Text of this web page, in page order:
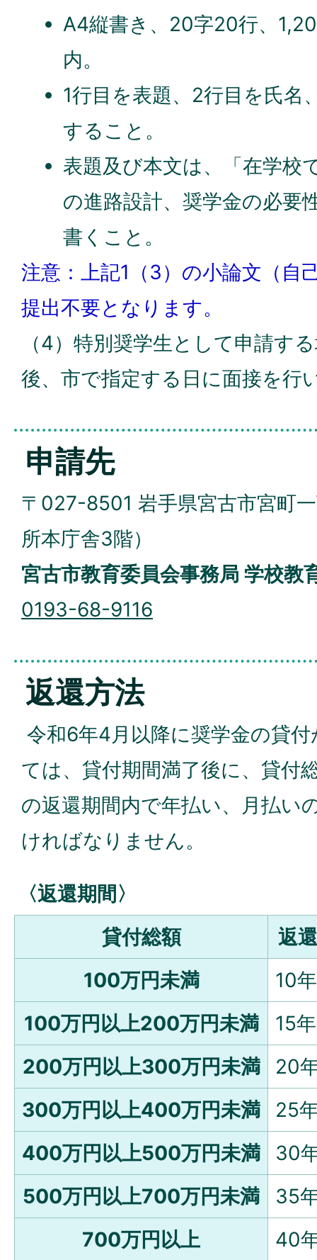
A4縦書き、20字20行、
内。
1行目を表題、2行目を氏名
すること。
表題及び本文は、「在学校
の進路設計、奨学金の必要
書くこと。
注意：上記1（3）の小論文（自
提出不要となります。
（4）特別奨学生として申請す
後、市で指定する日に面接を行
申請先
〒027-8501 岩手県宮古市宮町
所本庁舎3階）
宮古市教育委員会事務局 学校教
0193-68-9116
返還方法
令和6年4月以降に奨学金の貸
ては、貸付期間満了後に、貸付
の返還期間内で年払い、月払い
ければなりません。
〈返還期間〉
貸付総額
返
100万円未満
10
100万円以上200万円未満
15
200万円以上300万円未満
20
300万円以上400万円未満
25
400万円以上500万円未満
30
500万円以上700万円未満
35
700万円以上
40